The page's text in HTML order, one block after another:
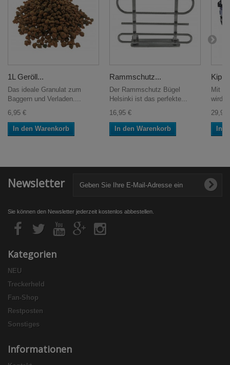
1L Geröll...
Das ideale Granulat zum
Baggern und Verladen....
6,95 €
In den Warenkorb
Rammschutz...
Der Rammschutz Bügel
Helsinki ist das perfekte...
16,95 €
In den Warenkorb
Mit
wird
29,95
In
Newsletter
Sie können den Newsletter jederzeit kostenlos abbestellen.
Kategorien
NEU
Treckerheld
Fan-Shop
Restposten
Sonstiges
Informationen